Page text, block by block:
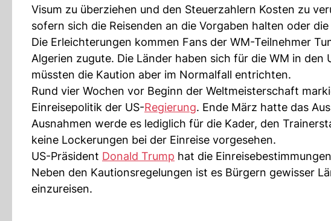
Visum zu überziehen und den Steuerzahlern Kosten zu
sofern sich die Reisenden an die Vorgaben halten oder
Die Erleichterungen kommen Fans der WM-Teilnehmer
Algerien zugute. Die Länder haben sich für die WM in
müssten die Kaution aber im Normalfall entrichten.
Rund vier Wochen vor Beginn der Weltmeisterschaft
Einreisepolitik der US-Regierung. Ende März hatte das
Ausnahmen werde es lediglich für die Kader, den
keine Lockerungen bei der Einreise vorgesehen.
US-Präsident Donald Trump hat die
Neben den Kautionsregelungen ist es Bürgern gewisser
einzureisen.